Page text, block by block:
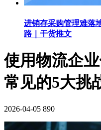
进销存采购管理难落
路｜干货推文
使用物流企
常见的5大挑
2026-04-05 890